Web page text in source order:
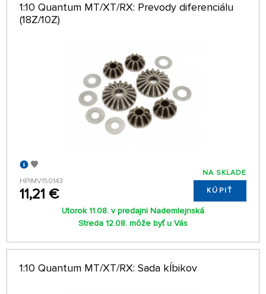
1:10 Quantum MT/XT/RX: Prevody diferenciálu
(18Z/10Z)
HPIMV150143
11,21 €
NA SKLADE
KÚPIŤ
Utorok 11.08. v predajni Nademlejnská
Streda 12.08. môže byť u Vás
1:10 Quantum MT/XT/RX: Sada kĺbikov